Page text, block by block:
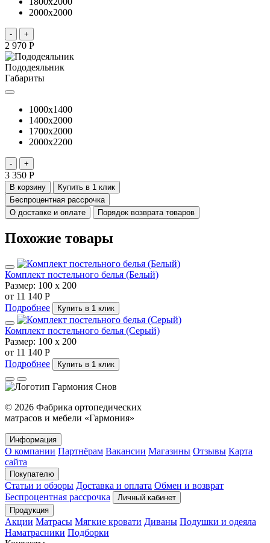
2000x2000
- +
2 970 Р
Пододеяльник
Габариты
1000x1400
1400x2000
1700x2000
2000x2200
- +
3 350 Р
В корзину
Купить в 1 клик
Беспроцентная рассрочка
О доставке и оплате
Порядок возврата товаров
Похожие товары
Комплект постельного белья (Белый)
Размер: 100 х 200
от 11 140 Р
Подробнее
Купить в 1 клик
Комплект постельного белья (Серый)
Размер: 100 х 200
от 11 140 Р
Подробнее
Купить в 1 клик
© 2026 Фабрика ортопедических
матрасов и мебели «Гармония»
Информация
О компании Партнёрам Вакансии Магазины Отзывы Карта
сайта
Покупателю
Статьи и обзоры Доставка и оплата Обмен и возврат
Беспроцентная рассрочка
Личный кабинет
Продукция
Акции Матрасы Мягкие кровати Диваны Подушки и одеяла
Наматрасники Подборки